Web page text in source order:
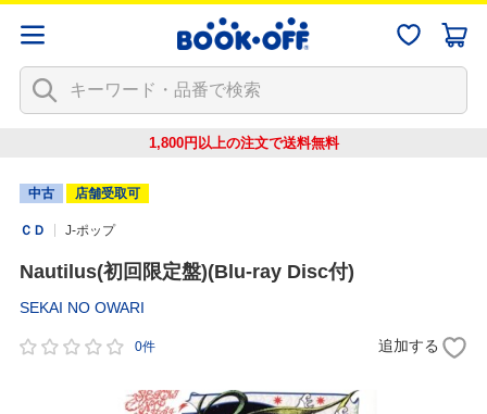
1,800円以上の注文で送料無料
中古 店舗受取可
ＣＤ J-ポップ
Nautilus(初回限定盤)(Blu-ray Disc付)
SEKAI NO OWARI
0件 追加する